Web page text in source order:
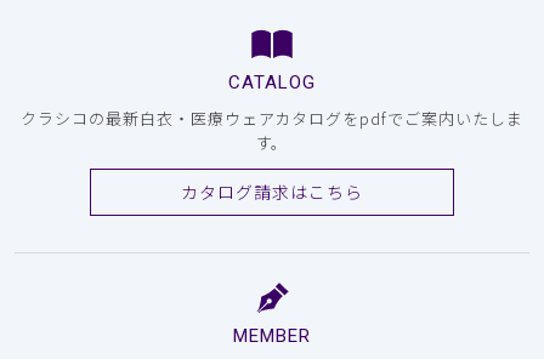
CATALOG
クラシコの最新白衣・医療ウェアカタログをpdfでご案内いたしま
す。
カタログ請求はこちら
MEMBER